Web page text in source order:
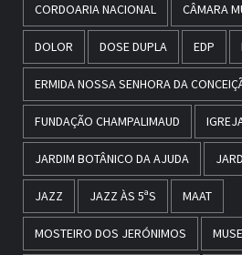
CORDOARIA NACIONAL CÂMARA
DOLOR DOSE DUPLA EDP
ERMIDA NOSSA SENHORA DA
FUNDAÇÃO CHAMPALIMAUD
JARDIM BOTÂNICO DA AJUDA
JAZZ JAZZ ÀS 5ªS MAAT
MOSTEIRO DOS JERÓNIMOS